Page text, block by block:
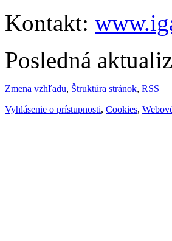
Kontakt:
Posledná
Zmena vzhľadu, Štruktúra stránok, RSS
Vyhlásenie o prístupnosti, Cookies,